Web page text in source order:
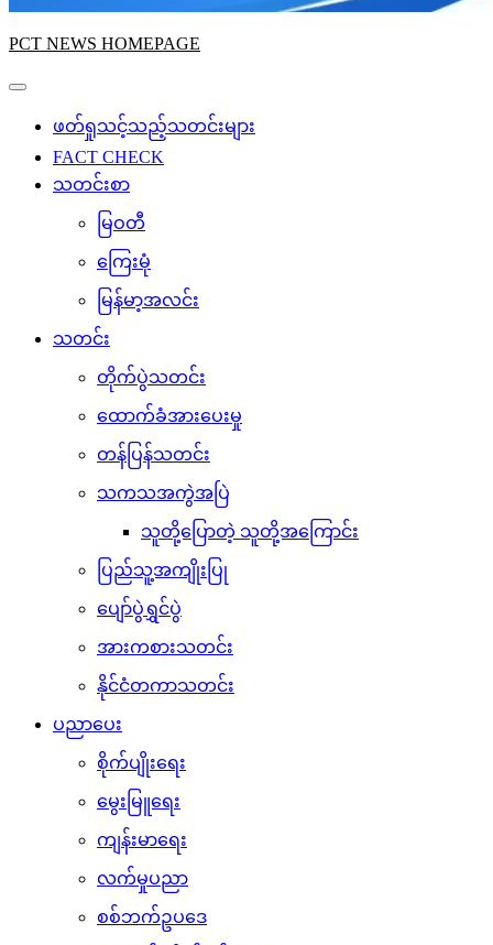
PCT NEWS HOMEPAGE
ဖတ်ရှုသင့်သည့်သတင်းများ
FACT CHECK
သတင်းစာ
မြဝတီ
ကြေးမုံ
မြန်မာ့အလင်း
သတင်း
တိုက်ပွဲသတင်း
ထောက်ခံအားပေးမှု
တန်ပြန်သတင်း
သကသအကွဲအပြဲ
သူတို့ပြောတဲ့ သူတို့အကြောင်း
ပြည်သူ့အကျိုးပြု
ပျော်ပွဲရွှင်ပွဲ
အားကစားသတင်း
နိုင်ငံတကာသတင်း
ပညာပေး
စိုက်ပျိုးရေး
မွေးမြူရေး
ကျန်းမာရေး
လက်မှုပညာ
စစ်ဘက်ဥပဒေ